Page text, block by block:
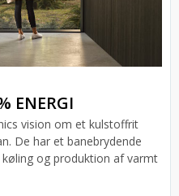
ENERGI
vision om et kulstoffrit
De har et banebrydende
og produktion af varmt